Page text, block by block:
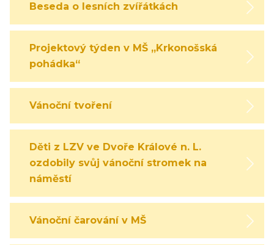
Beseda o lesních zvířátkách
Projektový týden v MŠ „Krkonošská
pohádka“
Vánoční tvoření
Děti z LZV ve Dvoře Králové n. L.
ozdobily svůj vánoční stromek na
náměstí
Vánoční čarování v MŠ